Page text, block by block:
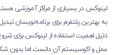
لینوکس در بسیاری از مراکز آموزشی
به بهترین پلتفرم برای برنامه‌نویسان
دلیل اهمیت استفاده از لینوکس برای
عمل و اکوسیستم آن دانست اما بدون شک